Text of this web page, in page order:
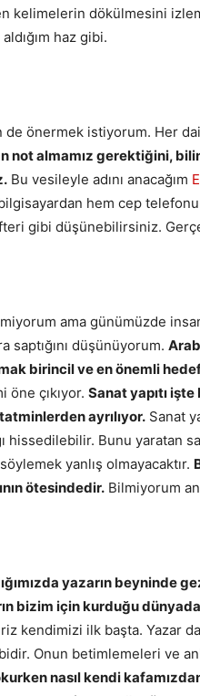
kelimelerin dökülmesini
haz gibi.
önermek istiyorum. Her
not almamız gerektiğini,
Bu vesileyle adını anacağım
hem cep
gibi düşünebilirsiniz.
ama günümüzde
saptığını düşünüyorum.
birincil ve en önemli
öne çıkıyor. Sanat yapıtı
ayrılıyor. Sanat
hissedilebilir. Bunu yaratan
yanlış olmayacaktır.
ötesindedir. Bilmiyorum
yazarın beyninde
bizim için kurduğu
kendimizi ilk başta. Yazar
Onun betimlemeleri ve
nasıl kendi